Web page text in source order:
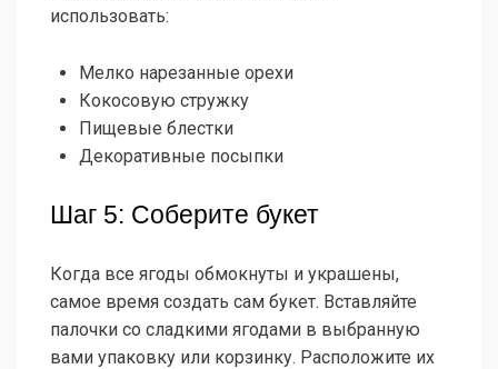
использовать:
Мелко нарезанные орехи
Кокосовую стружку
Пищевые блестки
Декоративные посыпки
Шаг 5: Соберите букет
Когда все ягоды обмокнуты и украшены,
самое время создать сам букет. Вставляйте
палочки со сладкими ягодами в выбранную
вами упаковку или корзинку. Расположите их